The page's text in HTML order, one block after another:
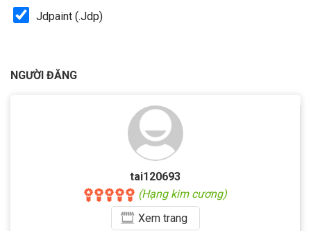
Jdpaint (.Jdp)
NGƯỜI ĐĂNG
tai120693
(Hạng kim cương)
Xemtrang